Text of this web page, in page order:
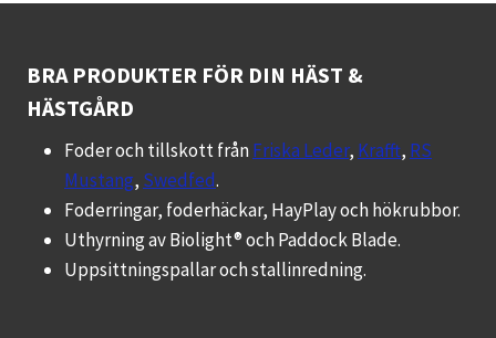
BRA PRODUKTER FÖR DIN HÄST &
HÄSTGÅRD
Foder och tillskott frånFriska Leder, Krafft, RS
Mustang, Swedfed.
Foderringar, foderhäckar, HayPlay och hökrubbor.
Uthyrning av Biolight® och Paddock Blade.
Uppsittningspallar och stallinredning.